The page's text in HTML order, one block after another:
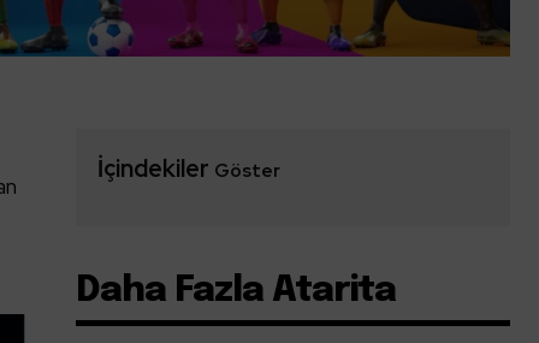
İçindekiler Göster
Daha Fazla Atarita